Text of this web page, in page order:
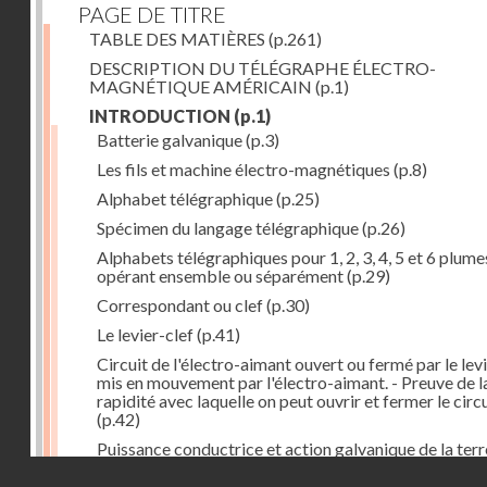
PAGE DE TITRE
TABLE DES MATIÈRES (p.261)
DESCRIPTION DU TÉLÉGRAPHE ÉLECTRO-
MAGNÉTIQUE AMÉRICAIN (p.1)
INTRODUCTION (p.1)
Batterie galvanique(p.3)
Les fils et machine électro-magnétiques (p.8)
Alphabet télégraphique(p.25)
Spécimen du langage télégraphique(p.26)
Alphabets télégraphiques pour 1, 2, 3, 4, 5 et 6
opérant ensemble ou séparément(p.29)
Correspondant ou clef(p.30)
Le levier-clef(p.41)
Circuit de l'électro-aimant ouvert ou fermé par le
mis en mouvement par l'électro-aimant. - Preuve de
rapidité avec laquelle on peut ouvrir et fermer le
(p.42)
Puissance conductrice et action galvanique de la